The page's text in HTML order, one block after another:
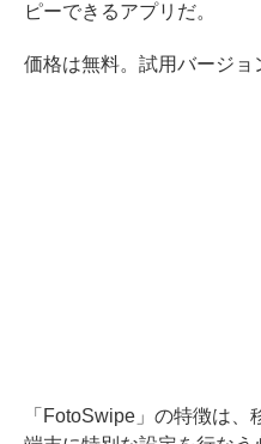
ピーできるアプリだ。
価格は無料。試用バージョ
「FotoSwipe」の特徴は